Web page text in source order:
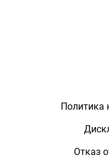
Политика
Отказ